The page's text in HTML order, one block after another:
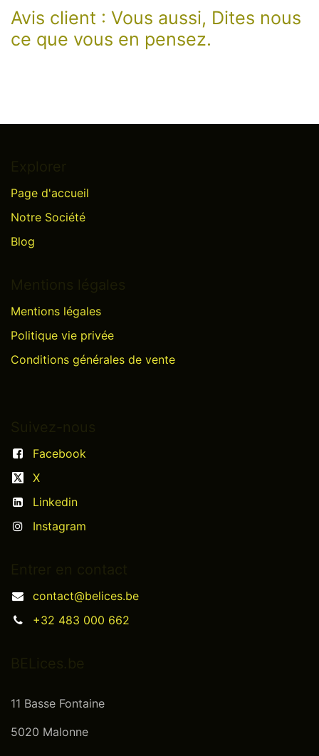
Avis client : Vous aussi, Dites nous
ce que vous en pensez.
Page d'accueil
Notre Société
Blog
Mentions légales
Politique vie privée
Conditions générales de vente
Facebook
X
Linkedin
Instagram
contact@belices.be
+32 483 000 662
11 Basse Fontaine
5020 Malonne